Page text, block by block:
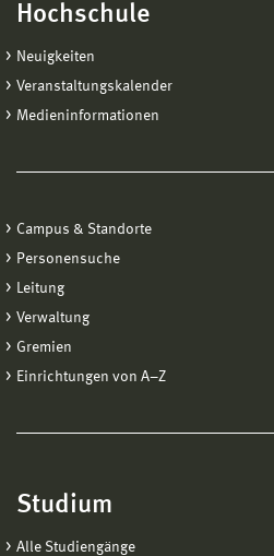
Hochschule
Neuigkeiten
Veranstaltungskalender
Medieninformationen
Campus & Standorte
Personensuche
Leitung
Verwaltung
Gremien
Einrichtungen von A−Z
Studium
Alle Studiengänge